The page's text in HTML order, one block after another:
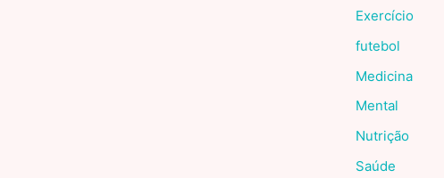
Exercício
futebol
Medicina
Mental
Nutrição
Saúde